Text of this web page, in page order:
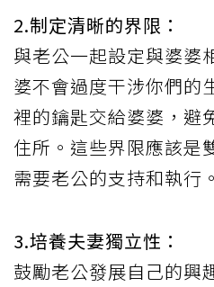
2.制定清晰的界限：
與老公一起設定與婆婆
婆不會過度干涉你們的
裡的鑰匙交給婆婆，避
住所。這些界限應該是
需要老公的支持和執行。
3.培養夫妻獨立性：
鼓勵老公發展自己的興